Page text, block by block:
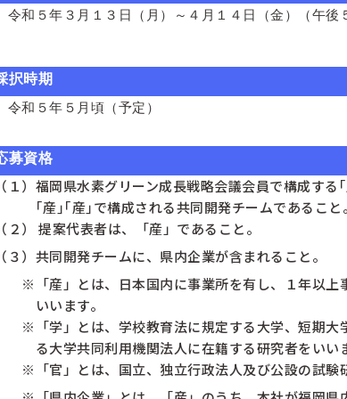
令和５年３月１３日（月）～４月１４日（金）（午後
択時期
令和５年５月頃（予定）
募資格
（１）福岡県水素グリーン成長戦略会議会員で構成す
｢産｣｢産｣で構成される共同開発チームであること。
（２） 提案代表者は、「産」であること。
（３）共同開発チームに、県内企業が含まれること。
※「産」とは、日本国内に事業所を有し、１年以
いいます。
※「学」とは、学校教育法に規定する大学、短期
る大学共同利用機関法人に在籍する研究者をいい
※「官」とは、国立、独立行政法人及び公設の試験